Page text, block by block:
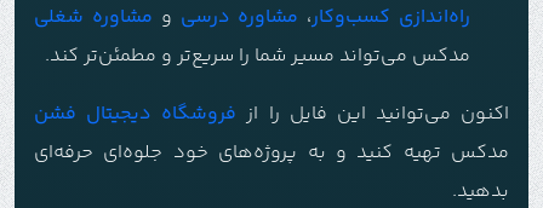
راه‌اندازی کسب‌وکار، مشاوره درسی و مشاوره شغلی
مدکس می‌تواند مسیر شما را سریع‌تر و مطمئن‌تر کند.
اکنون می‌توانید این فایل را از فروشگاه دیجیتال فشن
مدکس تهیه کنید و به پروژه‌های خود جلوه‌ای حرفه‌ای
بدهید.